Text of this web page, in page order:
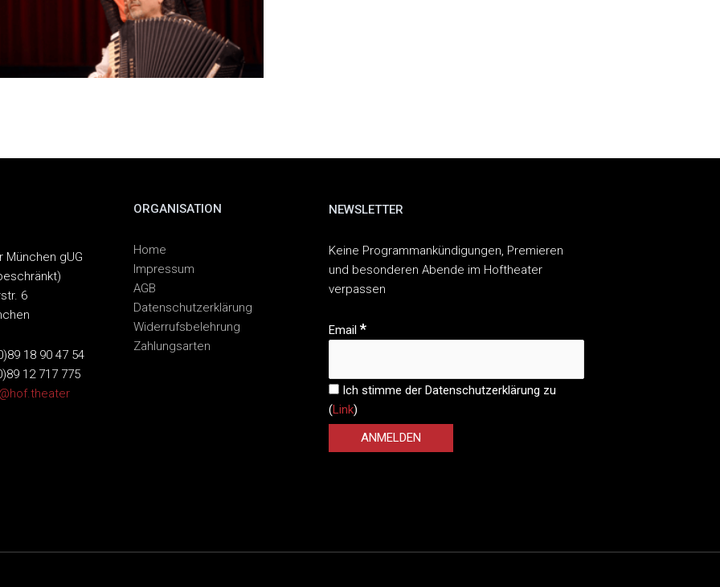
München gUG
6
18 90 47 54
12 717 775
ORGANISATION
Home
Impressum
AGB
Datenschutzerklärung
Widerrufsbelehrung
Zahlungsarten
NEWSLETTER
Keine Programmankündigungen, Premieren
und besonderen Abende im Hoftheater
verpassen
Email *
Ich stimme der Datenschutzerklärung zu
(Link)